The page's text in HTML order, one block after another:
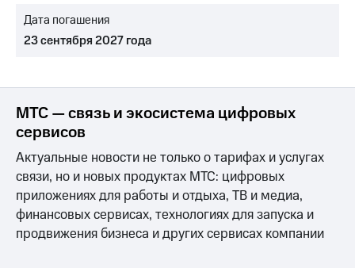
и акционерам
Корпоративное
Корпоративный
секретарь
Раскрытие
информации
Информация
акционерам
Документы
ПАО
"МТС"
Собрания
акционеров
Дата погашения
23 сентября 2027 года
МТС — связь и экосистема цифровых
сервисов
Актуальные новости не только о тарифах и услугах
связи, но и новых продуктах МТС: цифровых
приложениях для работы и отдыха, ТВ и медиа,
финансовых сервисах, технологиях для запуска и
продвижения бизнеса и других сервисах компании